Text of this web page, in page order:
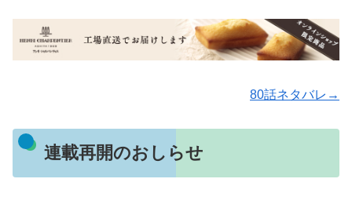
80話ネタバレ→
連載再開のおしらせ